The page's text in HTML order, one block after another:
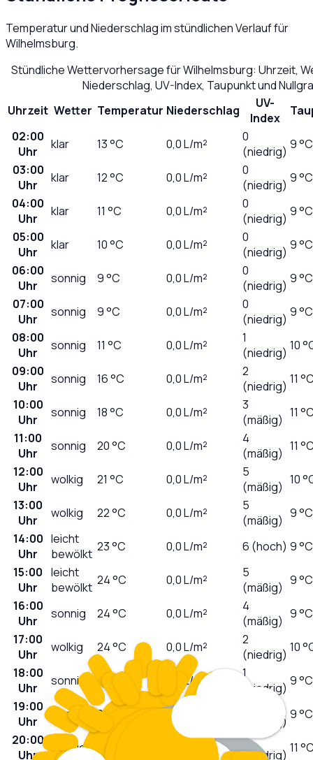
Temperatur und Niederschlag im stündlichen Verlauf für
Wilhelmsburg.
Stündliche Wettervorhersage fürWilhelmsburg: Uhrzeit,
Niederschlag, UV-Index, Taupunkt und
Uhrzeit Wetter Temperatur Niederschlag
UV-
Index
02:00
Uhr
klar 13°C 0,0L/m²
0
(niedrig) 9 °C
03:00
Uhr
klar 12°C 0,0L/m²
0
(niedrig) 9 °C
04:00
Uhr
klar 11 °C 0,0L/m²
0
(niedrig) 9 °C
05:00
Uhr
klar 10°C 0,0L/m²
0
(niedrig) 9 °C
06:00
Uhr
sonnig 9°C 0,0L/m²
0
(niedrig) 9 °C
07:00
Uhr
sonnig 9°C 0,0L/m²
0
(niedrig) 9 °C
08:00
Uhr
sonnig 11 °C 0,0L/m²
1
(niedrig) 10
09:00
Uhr
sonnig 16°C 0,0L/m²
2
(niedrig) 11
10:00
Uhr
sonnig 18°C 0,0L/m²
3
(mäßig) 11
11:00
Uhr
sonnig 20°C 0,0L/m²
4
(mäßig) 11
12:00
Uhr
wolkig 21 °C 0,0L/m²
5
(mäßig) 10
13:00
Uhr
wolkig 22°C 0,0L/m²
5
(mäßig) 9 °C
14:00
Uhr
leicht
bewölkt 23°C 0,0L/m² 6 (hoch) 9 °C
15:00
Uhr
leicht
bewölkt 24°C 0,0L/m²
5
(mäßig) 9 °C
16:00
Uhr
sonnig 24°C 0,0L/m²
4
(mäßig) 9 °C
17:00
Uhr
wolkig 24°C 0,0L/m²
2
(niedrig) 10
18:00
Uhr
sonnig 24 L/m²
1
(niedrig) 9 °C
19:00
Uhr
sonnig 24 0,0
(niedrig) 9 °C
20:00
Uhr
sonnig 23
0
(niedrig) 11